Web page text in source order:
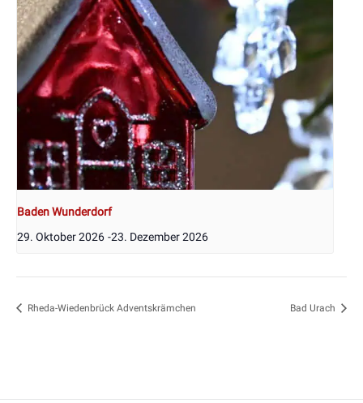
Baden Wunderdorf
29. Oktober 2026 -23. Dezember 2026
Rheda-Wiedenbrück Adventskrämchen Bad Urach